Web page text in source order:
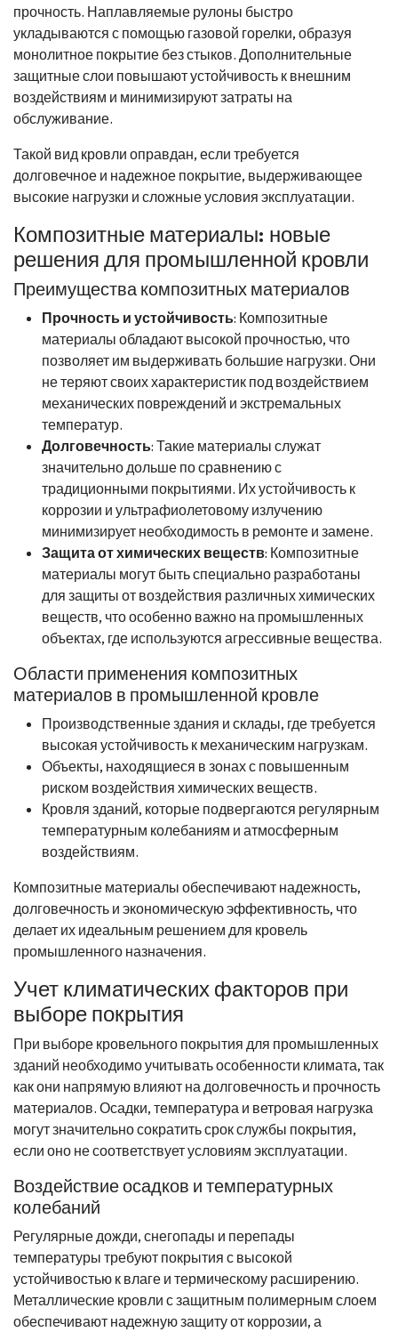
прочность. Наплавляемые рулоны быстро
укладываются с помощью газовой горелки, образуя
монолитное покрытие без стыков. Дополнительные
защитные слои повышают устойчивость к внешним
воздействиям и минимизируют затраты на
обслуживание.
Такой вид кровли оправдан, если требуется
долговечное и надежное покрытие, выдерживающее
высокие нагрузки и сложные условия эксплуатации.
Композитные материалы: новые
решения для промышленной кровли
Преимущества композитных материалов
Прочность и устойчивость: Композитные
материалы обладают высокой прочностью, что
позволяет им выдерживать большие нагрузки. Они
не теряют своих характеристик под воздействием
механических повреждений и экстремальных
температур.
Долговечность: Такие материалы служат
значительно дольше по сравнению с
традиционными покрытиями. Их устойчивость к
коррозии и ультрафиолетовому излучению
минимизирует необходимость в ремонте и замене.
Защита от химических веществ: Композитные
материалы могут быть специально разработаны
для защиты от воздействия различных химических
веществ, что особенно важно на промышленных
объектах, где используются агрессивные вещества.
Области применения композитных
материалов в промышленной кровле
Производственные здания и склады, где требуется
высокая устойчивость к механическим нагрузкам.
Объекты, находящиеся в зонах с повышенным
риском воздействия химических веществ.
Кровля зданий, которые подвергаются регулярным
температурным колебаниям и атмосферным
воздействиям.
Композитные материалы обеспечивают надежность,
долговечность и экономическую эффективность, что
делает их идеальным решением для кровель
промышленного назначения.
Учет климатических факторов при
выборе покрытия
При выборе кровельного покрытия для промышленных
зданий необходимо учитывать особенности климата, так
как они напрямую влияют на долговечность и прочность
материалов. Осадки, температура и ветровая нагрузка
могут значительно сократить срок службы покрытия,
если оно не соответствует условиям эксплуатации.
Воздействие осадков и температурных
колебаний
Регулярные дожди, снегопады и перепады
температуры требуют покрытия с высокой
устойчивостью к влаге и термическому расширению.
Металлические кровли с защитным полимерным слоем
обеспечивают надежную защиту от коррозии, а